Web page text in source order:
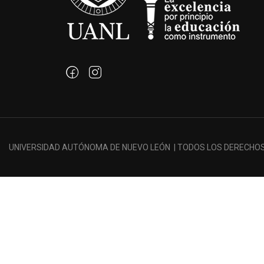
UNIVERSIDAD AUTÓNOMA DE NUEVO LEÓN | TODOS LOS
¿QUIERES SER